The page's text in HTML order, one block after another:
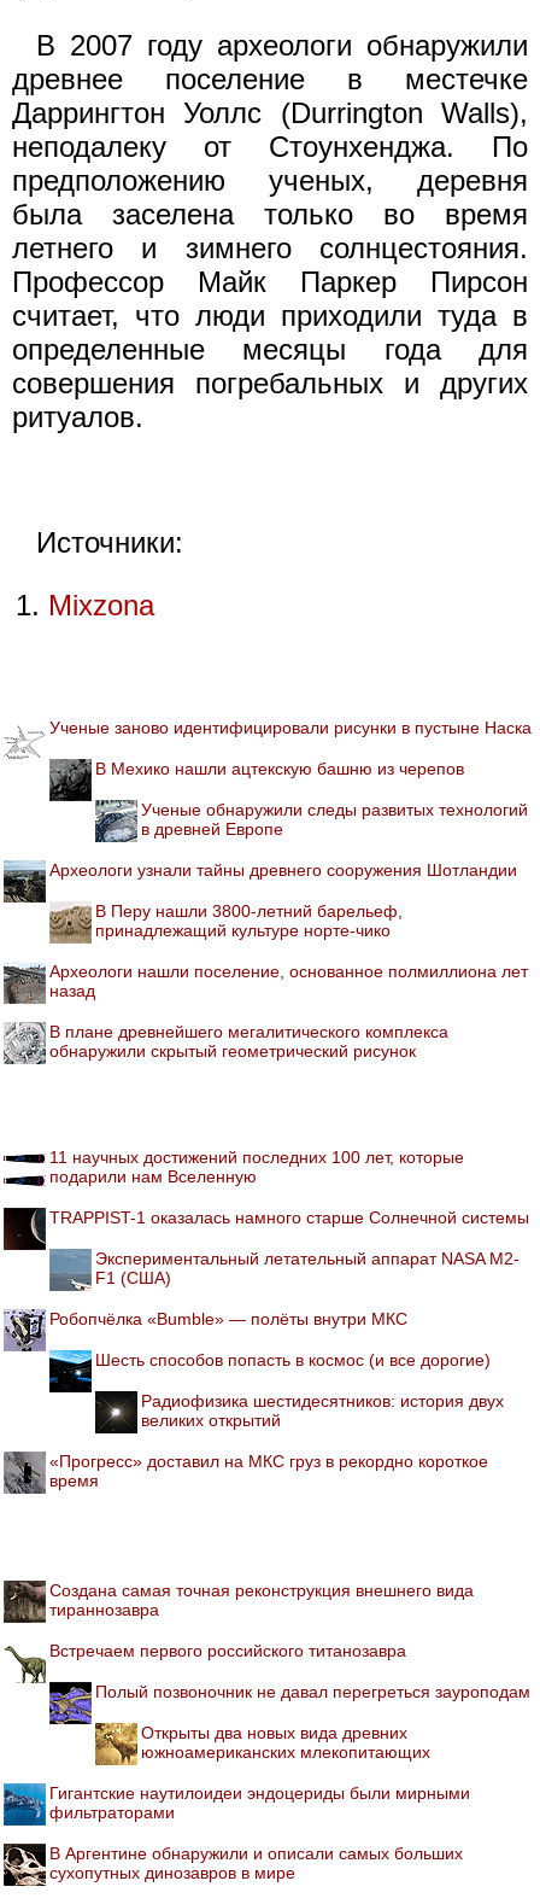
В 2007 году археологи обнаружили
древнее поселение в местечке
Даррингтон Уоллс (Durrington Walls),
неподалеку от Стоунхенджа. По
предположению ученых, деревня
была заселена только во время
летнего и зимнего солнцестояния.
Профессор Майк Паркер Пирсон
считает, что люди приходили туда в
определенные месяцы года для
совершения погребальных и других
ритуалов.
Источники:
Mixzona
Ученые заново идентифицировали рисунки в пустыне Наска
В Мехико нашли ацтекскую башню из черепов
Ученые обнаружили следы развитых технологий
в древней Европе
Археологи узнали тайны древнего сооружения Шотландии
В Перу нашли 3800-летний барельеф,
принадлежащий культуре норте-чико
Археологи нашли поселение, основанное полмиллиона лет
назад
В плане древнейшего мегалитического комплекса
обнаружили скрытый геометрический рисунок
11 научных достижений последних 100 лет, которые
подарили нам Вселенную
TRAPPIST-1 оказалась намного старше Солнечной системы
Экспериментальный летательный аппарат NASA M2-
F1 (США)
Робопчёлка «Bumble» — полёты внутри МКС
Шесть способов попасть в космос (и все дорогие)
Радиофизика шестидесятников: история двух
великих открытий
«Прогресс» доставил на МКС груз в рекордно короткое
время
Создана самая точная реконструкция внешнего вида
тираннозавра
Встречаем первого российского титанозавра
Полый позвоночник не давал перегреться зауроподам
Открыты два новых вида древних
южноамериканских млекопитающих
Гигантские наутилоидеи эндоцериды были мирными
фильтраторами
В Аргентине обнаружили и описали самых больших
сухопутных динозавров в мире